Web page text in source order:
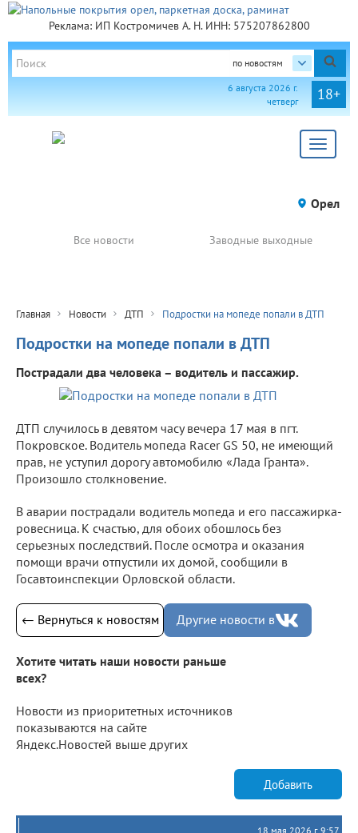
Реклама: ИП Костромичев А. Н. ИНН: 575207862800
по новостям
18+
6 августа 2026 г.
четверг
Toggle
Орел
Все новости Заводные выходные
Главная Новости ДТП Подростки на мопеде попали в ДТП
Подростки на мопеде попали в ДТП
Пострадали два человека – водитель и пассажир.
ДТП случилось в девятом часу вечера 17 мая в пгт.
Покровское. Водитель мопеда Racer GS 50, не имеющий
прав, не уступил дорогу автомобилю «Лада Гранта».
Произошло столкновение.
В аварии пострадали водитель мопеда и его пассажирка-
ровесница. К счастью, для обоих обошлось без
серьезных последствий. После осмотра и оказания
помощи врачи отпустили их домой, сообщили в
Госавтоинспекции Орловской области.
← Вернуться к новостям Другие новости в
Хотите читать наши новости раньше
всех?
Новости из приоритетных источников
показываются на сайте
Яндекс.Новостей выше других
Добавить
18 мая 2026 г. 9:57